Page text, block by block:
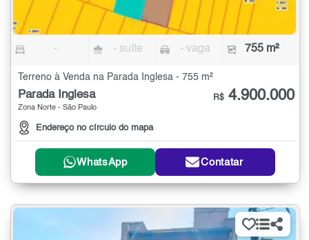
- - suíte - vaga 755 m²
Terreno à Venda na Parada Inglesa - 755 m²
Parada Inglesa
Zona Norte - São Paulo
Endereço no círculo do mapa
R$ 4.900.000
WhatsApp Contatar